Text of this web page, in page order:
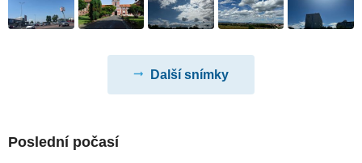
Další snímky
Poslední počasí